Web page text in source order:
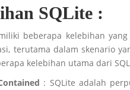
SQLite :
beberapa kelebihan
terutama dalam skenario
kelebihan utama dari
: SQLite adalah